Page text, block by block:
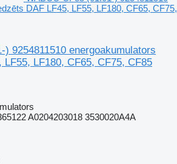
DAF LF45, LF55, LF180, CF65, CF75,
) 9254811510 energoakumulators
LF55, LF180, CF65, CF75, CF85
A0204203018 3530020A4A